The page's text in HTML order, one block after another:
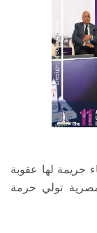
جريمة لها عقوبة
تولي حرمة